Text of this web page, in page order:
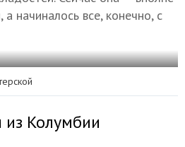
начиналось все, конечно, с
Колумбии